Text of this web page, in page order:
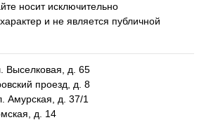
носит исключительно
и не является публичной
Выселковая, д. 65
проезд, д. 8
Амурская, д. 37/1
д. 14